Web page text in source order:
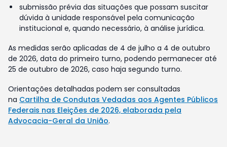
submissão prévia das situações que possam suscitar
dúvida à unidade responsável pela comunicação
institucional e, quando necessário, à análise jurídica.
As medidas serão aplicadas de 4 de julho a 4 de outubro
de 2026, data do primeiro turno, podendo permanecer até
25 de outubro de 2026, caso haja segundo turno.
Orientações detalhadas podem ser consultadas
na Cartilha de Condutas Vedadas aos Agentes Públicos
Federais nas Eleições de 2026, elaborada pela
Advocacia-Geral da União.